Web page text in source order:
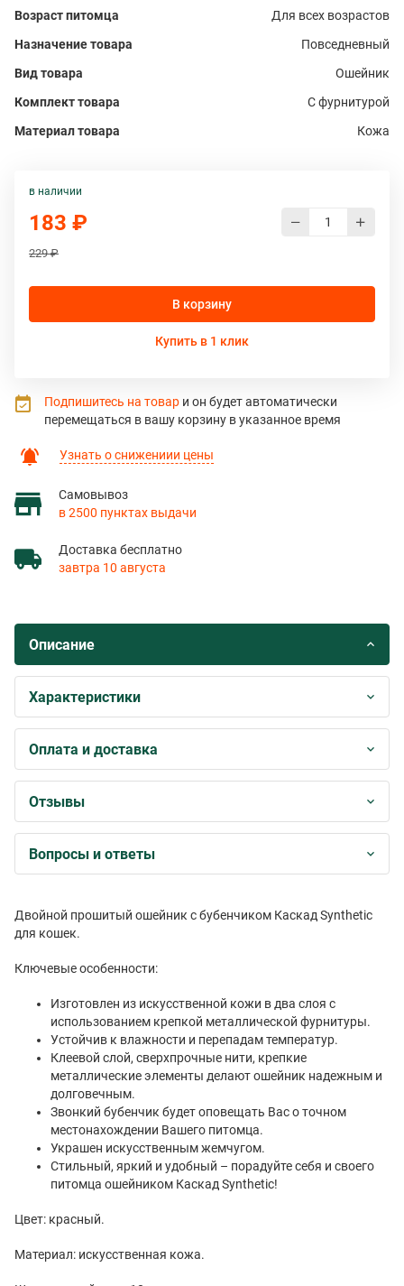
Возраст питомца
Для всех возрастов
Назначение товара
Повседневный
Вид товара
Ошейник
Комплект товара
С фурнитурой
Материал товара
Кожа
в наличии
183 ₽
229 ₽
В корзину
Купить в 1 клик
Узнать о снижениии цены
Самовывоз
в 2500 пунктах выдачи
Доставка бесплатно
завтра 10 августа
Подпишитесь на товар и он будет автоматически
перемещаться в вашу корзину в указанное время
Описание
Характеристики
Оплата и доставка
Отзывы
Вопросы и ответы
Двойной прошитый ошейник с бубенчиком Каскад Synthetic
для кошек.
Ключевые особенности:
Изготовлен из искусственной кожи в два слоя с
использованием крепкой металлической фурнитуры.
Устойчив к влажности и перепадам температур.
Клеевой слой, сверхпрочные нити, крепкие
металлические элементы делают ошейник надежным и
долговечным.
Звонкий бубенчик будет оповещать Вас о точном
местонахождении Вашего питомца.
Украшен искусственным жемчугом.
Стильный, яркий и удобный – порадуйте себя и своего
питомца ошейником Каскад Synthetic!
Цвет: красный.
Материал: искусственная кожа.